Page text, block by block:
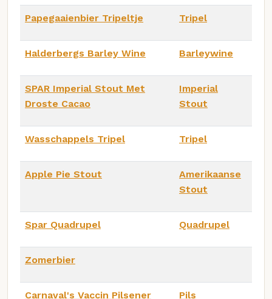
Papegaaienbier Tripeltje Tripel
Halderbergs Barley Wine Barleywine
SPAR Imperial Stout Met
Droste Cacao
Imperial
Stout
Wasschappels Tripel Tripel
Apple Pie Stout
Amerikaanse
Stout
Spar Quadrupel Quadrupel
Zomerbier
Carnaval's Vaccin Pilsener Pils